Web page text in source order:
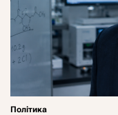
Політика